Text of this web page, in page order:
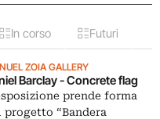
In corso Futuri
ZOIA GALLERY
Barclay - Concrete flag
prende forma
progetto “Bandera